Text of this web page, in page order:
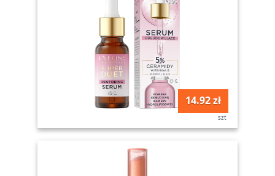
14.92 zł
szt